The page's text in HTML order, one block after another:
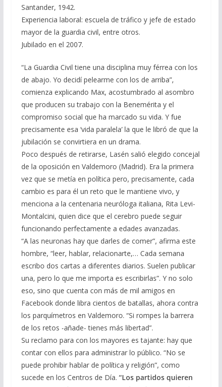
Santander, 1942.
Experiencia laboral: escuela de tráfico y jefe de estado
mayor de la guardia civil, entre otros.
Jubilado en el 2007.
“La Guardia Civil tiene una disciplina muy férrea con los
de abajo. Yo decidí pelearme con los de arriba”,
comienza explicando Max, acostumbrado al asombro
que producen su trabajo con la Benemérita y el
compromiso social que ha marcado su vida. Y fue
precisamente esa ‘vida paralela’ la que le libró de que la
jubilación se convirtiera en un drama.
Poco después de retirarse, Lasén salió elegido concejal
de la oposición en Valdemoro (Madrid). Era la primera
vez que se metía en política pero, precisamente, cada
cambio es para él un reto que le mantiene vivo, y
menciona a la centenaria neuróloga italiana, Rita Levi-
Montalcini, quien dice que el cerebro puede seguir
funcionando perfectamente a edades avanzadas.
“A las neuronas hay que darles de comer”, afirma este
hombre, “leer, hablar, relacionarte,… Cada semana
escribo dos cartas a diferentes diarios. Suelen publicar
una, pero lo que me importa es escribirlas”. Y no solo
eso, sino que cuenta con más de mil amigos en
Facebook donde libra cientos de batallas, ahora contra
los parquímetros en Valdemoro. “Si rompes la barrera
de los retos -añade- tienes más libertad”.
Su reclamo para con los mayores es tajante: hay que
contar con ellos para administrar lo público. “No se
puede prohibir hablar de política y religión”, como
sucede en los Centros de Día. “Los partidos quieren